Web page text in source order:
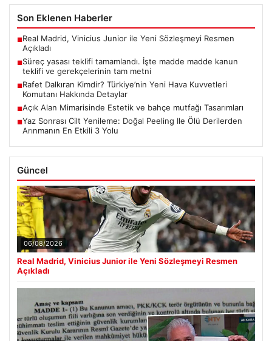
Son Eklenen Haberler
■Real Madrid, Vinicius Junior ile Yeni Sözleşmeyi Resmen
Açıkladı
■Süreç yasası teklifi tamamlandı. İşte madde madde kanun
teklifi ve gerekçelerinin tam metni
■Rafet Dalkıran Kimdir? Türkiye’nin Yeni Hava Kuvvetleri
Komutanı Hakkında Detaylar
■Açık Alan Mimarisinde Estetik ve bahçe mutfağı Tasarımları
■Yaz Sonrası Cilt Yenileme: Doğal Peeling Ile Ölü Derilerden
Arınmanın En Etkili 3 Yolu
Güncel
06/08/2026
Real Madrid, Vinicius Junior ile Yeni Sözleşmeyi Resmen
Açıkladı